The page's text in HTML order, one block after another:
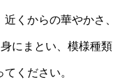
くからの華やかさ、
にまとい、模様種類
ください。